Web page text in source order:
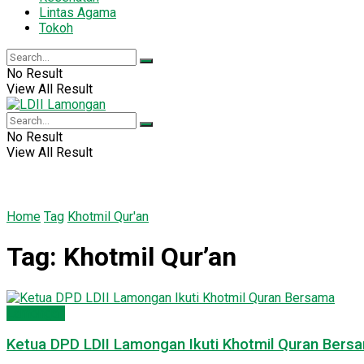
Lintas Agama
Tokoh
No Result
View All Result
No Result
View All Result
Home Tag Khotmil Qur'an
Tag: Khotmil Qur’an
Ketua DPD LDII Lamongan Ikuti Khotmil Quran